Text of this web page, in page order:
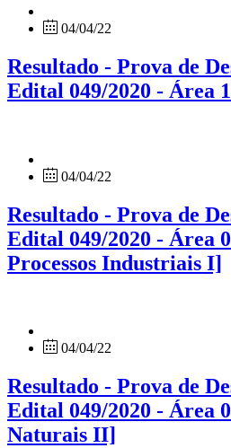
04/04/22
Resultado - Prova de
Edital 049/2020 - Área
04/04/22
Resultado - Prova de
Edital 049/2020 - Área
Processos Industriais I]
04/04/22
Resultado - Prova de
Edital 049/2020 - Área
Naturais II]